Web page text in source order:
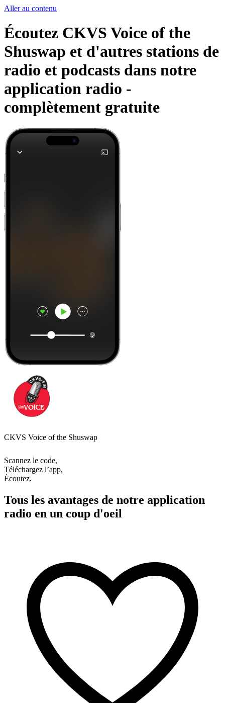
Aller au contenu
Écoutez CKVS Voice of the
Shuswap et d'autres stations de
radio et podcasts dans notre
application radio -
complètement gratuite
CKVS Voice of the Shuswap
Scannez le code,
Téléchargez l’app,
Écoutez.
Tous les avantages de notre application
radio en un coup d'oeil